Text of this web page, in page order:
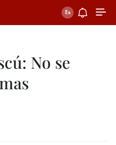
No se